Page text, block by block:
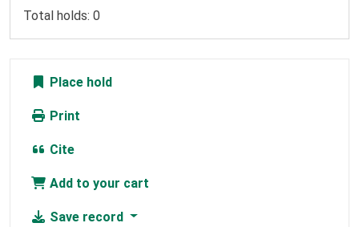
Total holds: 0
Place hold
Print
Cite
Add to your cart
Save record